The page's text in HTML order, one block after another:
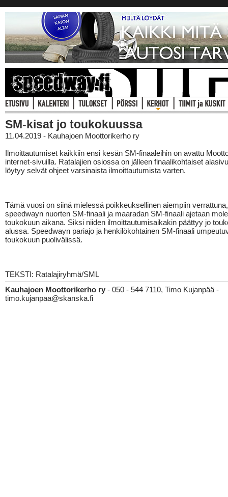
SM-kisat jo toukokuussa
11.04.2019 - Kauhajoen Moottorikerho ry
Ilmoittautumiset kaikkiin ensi kesän SM-finaaleihin on avattu
internet-sivuilla. Ratalajien osiossa on jälleen finaalikohtaiset
löytyy selvät ohjeet varsinaista ilmoittautumista varten.
Tämä vuosi on siinä mielessä poikkeuksellinen aiempiin
speedwayn nuorten SM-finaali ja maaradan SM-finaali ajetaan
toukokuun aikana. Siksi niiden ilmoittautumisaikakin päättyy jo
alussa. Speedwayn pariajo ja henkilökohtainen SM-finaali
toukokuun puolivälissä.
TEKSTI: Ratalajiryhmä/SML
Kauhajoen Moottorikerho ry - 050 - 544 7110, Timo Kujanpää -
timo.kujanpaa@skanska.fi